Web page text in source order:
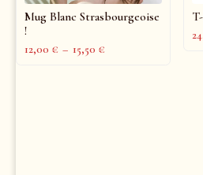
Mug Blanc Strasbourgeoise
!
12,00 € – 15,50 €